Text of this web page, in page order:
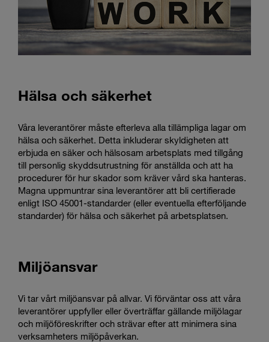
Hälsa och säkerhet
Våra leverantörer måste efterleva alla tillämpliga lagar om
hälsa och säkerhet. Detta inkluderar skyldigheten att
erbjuda en säker och hälsosam arbetsplats med tillgång
till personlig skyddsutrustning för anställda och att ha
procedurer för hur skador som kräver vård ska hanteras.
Magna uppmuntrar sina leverantörer att bli certifierade
enligt ISO 45001-standarder (eller eventuella efterföljande
standarder) för hälsa och säkerhet på arbetsplatsen.
Miljöansvar
Vi tar vårt miljöansvar på allvar. Vi förväntar oss att våra
leverantörer uppfyller eller överträffar gällande miljölagar
och miljöföreskrifter och strävar efter att minimera sina
verksamheters miljöpåverkan.